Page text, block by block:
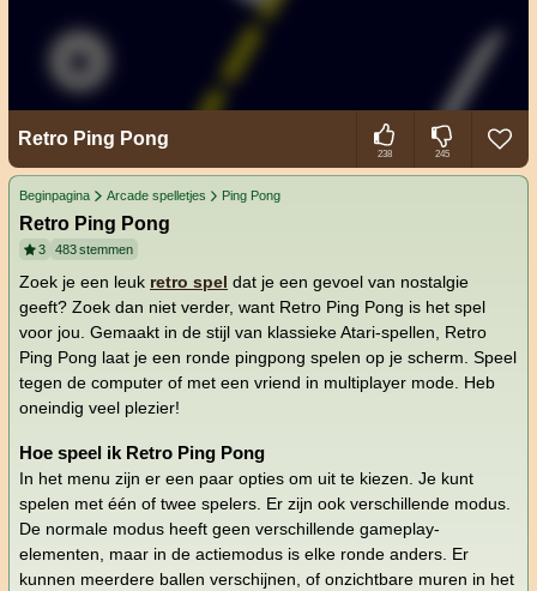
Retro Ping Pong
238 245
Beginpagina Arcade spelletjes Ping Pong
Retro Ping Pong
3 483stemmen
Zoek je een leuk retro spel dat je een gevoel van nostalgie
geeft? Zoek dan niet verder, want Retro Ping Pong is het spel
voor jou. Gemaakt in de stijl van klassieke Atari-spellen, Retro
Ping Pong laat je een ronde pingpong spelen op je scherm. Speel
tegen de computer of met een vriend in multiplayer mode. Heb
oneindig veel plezier!
Hoe speel ik Retro Ping Pong
In het menu zijn er een paar opties om uit te kiezen. Je kunt
spelen met één of twee spelers. Er zijn ook verschillende modus.
De normale modus heeft geen verschillende gameplay-
elementen, maar in de actiemodus is elke ronde anders. Er
kunnen meerdere ballen verschijnen, of onzichtbare muren in het